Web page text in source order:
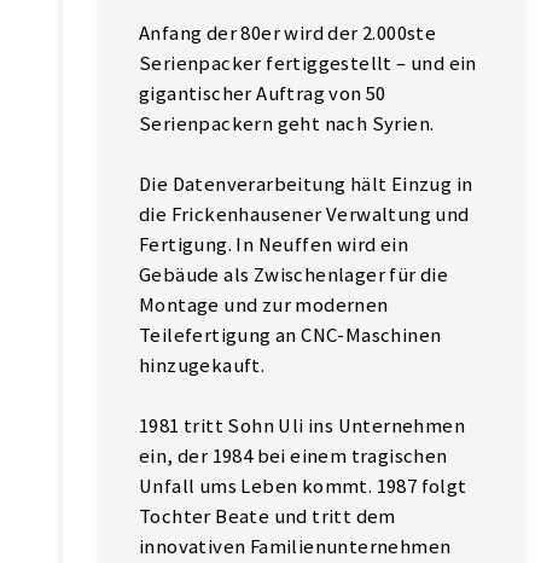
Anfang der 80er wird der 2.000ste
Serienpacker fertiggestellt – und ein
gigantischer Auftrag von 50
Serienpackern geht nach Syrien.
Die Datenverarbeitung hält Einzug in
die Frickenhausener Verwaltung und
Fertigung. In Neuffen wird ein
Gebäude als Zwischenlager für die
Montage und zur modernen
Teilefertigung an CNC-Maschinen
hinzugekauft.
1981 tritt Sohn Uli ins Unternehmen
ein, der 1984 bei einem tragischen
Unfall ums Leben kommt. 1987 folgt
Tochter Beate und tritt dem
innovativen Familienunternehmen